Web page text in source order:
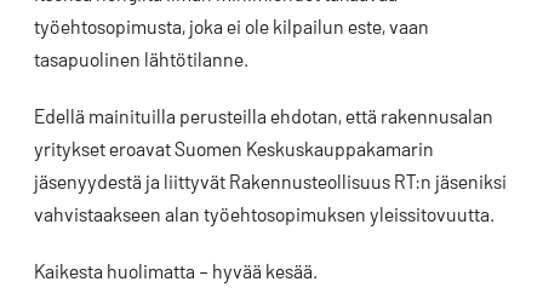
työehtosopimusta, joka ei ole kilpailun este, vaan
tasapuolinen lähtötilanne.
Edellä mainituilla perusteilla ehdotan, että rakennusalan
yritykset eroavat Suomen Keskuskauppakamarin
jäsenyydestä ja liittyvät Rakennusteollisuus RT:n jäseniksi
vahvistaakseen alan työehtosopimuksen yleissitovuutta.
Kaikesta huolimatta – hyvää kesää.